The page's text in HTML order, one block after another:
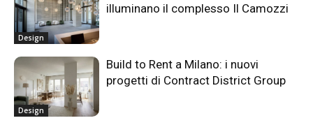
Design
illuminano il complesso Il Camozzi
Design
Build to Rent a Milano: i nuovi
progetti di Contract District Group